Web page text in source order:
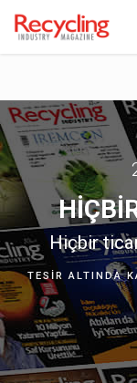
Hiçbir
TESIR ALTINDA